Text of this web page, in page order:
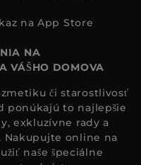
NA
VÁŠHO DOMOVA
či starostlivosť
ponúkajú to najlepšie
exkluzívne rady a
Nakupujte online na
naše špeciálne